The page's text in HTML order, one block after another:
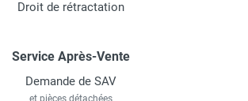
Droit de rétractation
Service Après-Vente
Demande de SAV
et pièces détachées